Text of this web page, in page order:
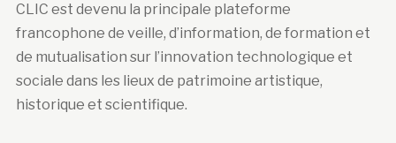
CLIC est devenu la principale plateforme
francophone de veille, d’information, de formation et
de mutualisation sur l’innovation technologique et
sociale dans les lieux de patrimoine artistique,
historique et scientifique.